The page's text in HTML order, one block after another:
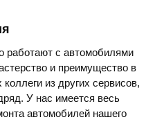
работают с автомобилями
и преимущество в
из других сервисов,
У нас имеется весь
автомобилей нашего